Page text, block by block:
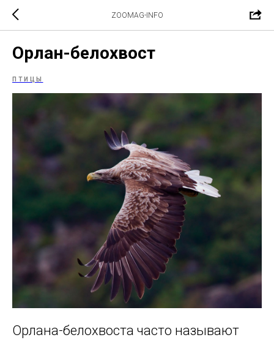
ZOOMAG-INFO
Орлан-белохвост
ПТИЦЫ
Орлана-белохвоста часто называют